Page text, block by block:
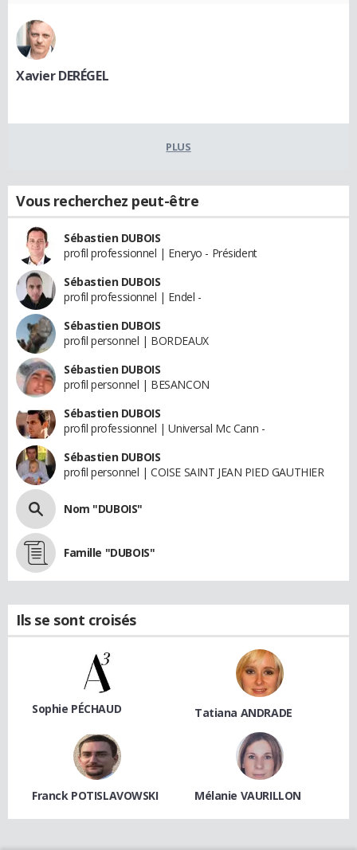
Xavier DERÉGEL
PLUS
Vous recherchez peut-être
Sébastien DUBOIS
profil professionnel | Eneryo - Président
Sébastien DUBOIS
profil professionnel | Endel -
Sébastien DUBOIS
profil personnel | BORDEAUX
Sébastien DUBOIS
profil personnel | BESANCON
Sébastien DUBOIS
profil professionnel | Universal Mc Cann -
Sébastien DUBOIS
profil personnel | COISE SAINT JEAN PIED GAUTHIER
Nom "DUBOIS"
Famille "DUBOIS"
Ils se sont croisés
Sophie PÉCHAUD Tatiana ANDRADE
Franck POTISLAVOWSKI Mélanie VAURILLON